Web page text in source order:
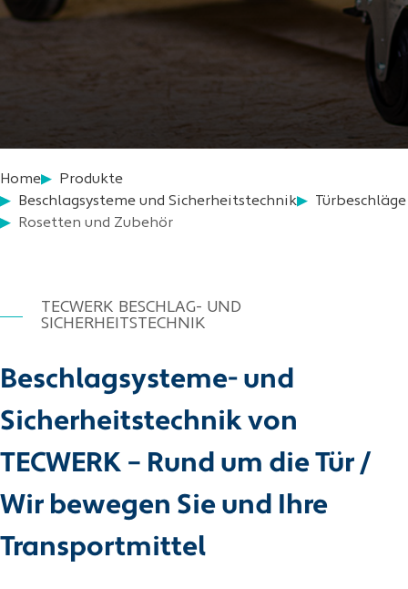
Home
Produkte
Beschlagsysteme und Sicherheitstechnik
Türbeschläge
Rosetten und Zubehör
Beschlagsysteme- und
Sicherheitstechnik von
TECWERK – Rund um die Tür /
Wir bewegen Sie und Ihre
Transportmittel
TECWERK BESCHLAG- UND
SICHERHEITSTECHNIK